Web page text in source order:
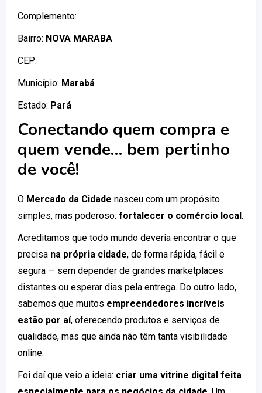
Complemento:
Bairro: NOVA MARABA
CEP:
Município: Marabá
Estado: Pará
Conectando quem compra e
quem vende… bem pertinho
de você!
O Mercado da Cidade nasceu com um propósito
simples, mas poderoso: fortalecer o comércio local.
Acreditamos que todo mundo deveria encontrar o que
precisa na própria cidade, de forma rápida, fácil e
segura — sem depender de grandes marketplaces
distantes ou esperar dias pela entrega. Do outro lado,
sabemos que muitos empreendedores incríveis
estão por aí, oferecendo produtos e serviços de
qualidade, mas que ainda não têm tanta visibilidade
online.
Foi daí que veio a ideia: criar uma vitrine digital feita